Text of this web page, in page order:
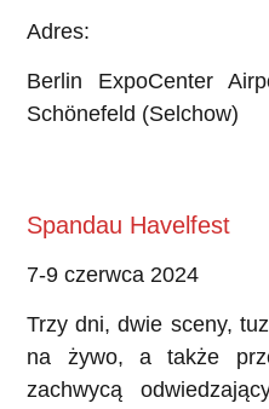
Adres:
Berlin ExpoCenter
Schönefeld (Selchow)
Spandau Havelfest
7-9 czerwca 2024
Trzy dni, dwie sceny,
na żywo, a także
zachwycą